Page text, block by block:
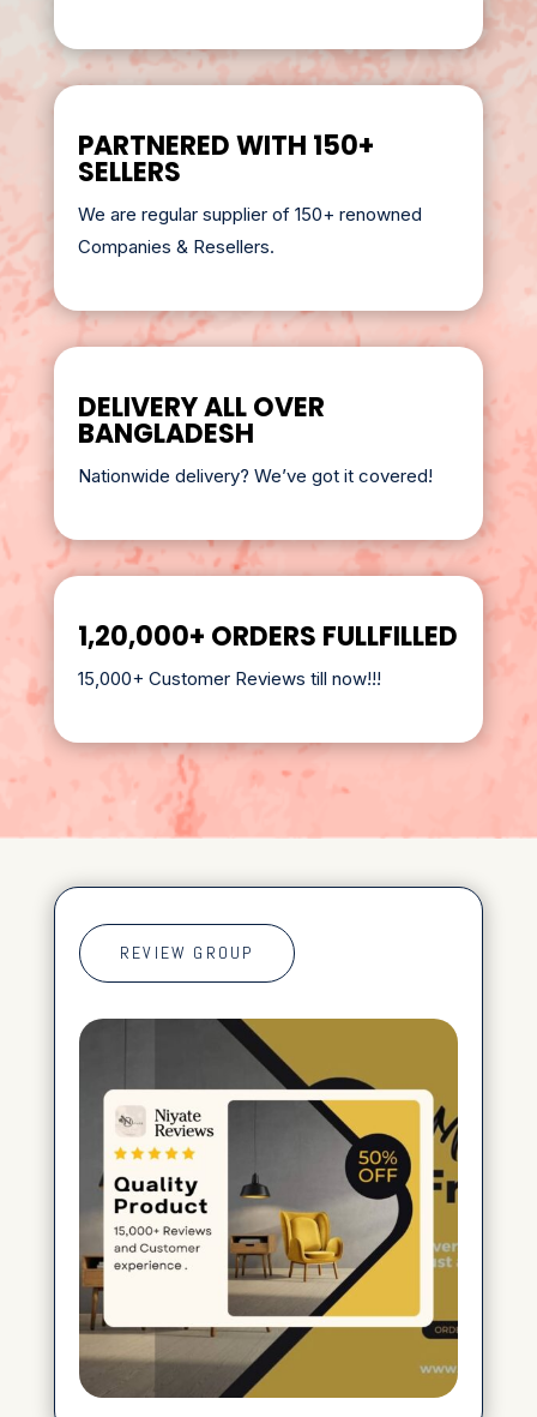
PARTNERED WITH 150+
SELLERS
We are regular supplier of 150+ renowned
Companies & Resellers.
DELIVERY ALL OVER
BANGLADESH
Nationwide delivery? We’ve got it covered!
1,20,000+ ORDERS FULLFILLED
15,000+ Customer Reviews till now!!!
REVIEW GROUP